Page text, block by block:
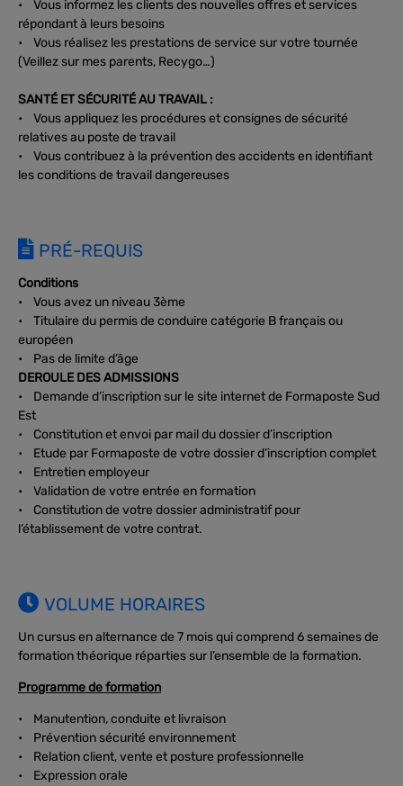
• Vous informez les clients des nouvelles offres et services
répondant à leurs besoins
• Vous réalisez les prestations de service sur votre tournée
(Veillez sur mes parents, Recygo…)
SANTÉ ET SÉCURITÉ AU TRAVAIL :
• Vous appliquez les procédures et consignes de sécurité
relatives au poste de travail
• Vous contribuez à la prévention des accidents en identifiant
les conditions de travail dangereuses
PRÉ-REQUIS
Conditions
• Vous avez un niveau 3ème
• Titulaire du permis de conduire catégorie B français ou
européen
• Pas de limite d’âge
DEROULE DES ADMISSIONS
• Demande d’inscription sur le site internet de Formaposte Sud
Est
• Constitution et envoi par mail du dossier d’inscription
• Etude par Formaposte de votre dossier d’inscription complet
• Entretien employeur
• Validation de votre entrée en formation
• Constitution de votre dossier administratif pour
l’établissement de votre contrat.
VOLUME HORAIRES
Un cursus en alternance de 7 mois qui comprend 6 semaines de
formation théorique réparties sur l’ensemble de la formation.
Programme de formation
• Manutention, conduite et livraison
• Prévention sécurité environnement
• Relation client, vente et posture professionnelle
• Expression orale